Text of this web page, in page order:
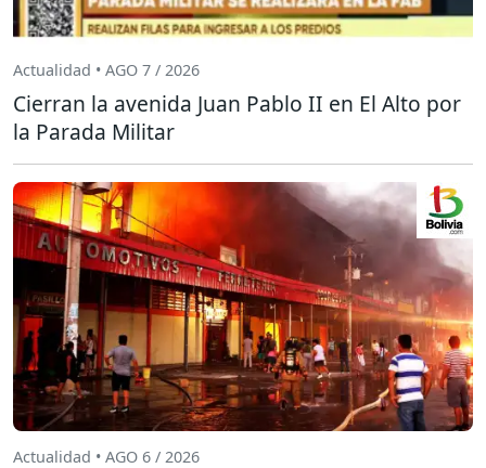
Actualidad • AGO 7 / 2026
Cierran la avenida Juan Pablo II en El Alto por
la Parada Militar
Actualidad • AGO 6 / 2026